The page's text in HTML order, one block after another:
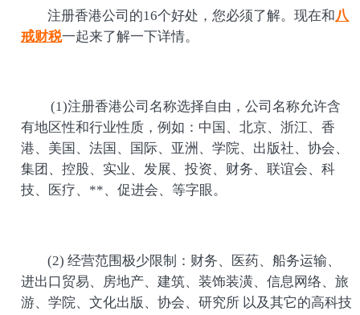
注册香港公司的16个好处，您必须了解。现在和八
戒财税一起来了解一下详情。
(1)注册香港公司名称选择自由，公司名称允许含
有地区性和行业性质，例如：中国、北京、浙江、香
港、美国、法国、国际、亚洲、学院、出版社、协会、
集团、控股、实业、发展、投资、财务、联谊会、科
技、医疗、**、促进会、等字眼。
(2) 经营范围极少限制：财务、医药、船务运输、
进出口贸易、房地产、建筑、装饰装潢、信息网络、旅
游、学院、文化出版、协会、研究所 以及其它的高科技